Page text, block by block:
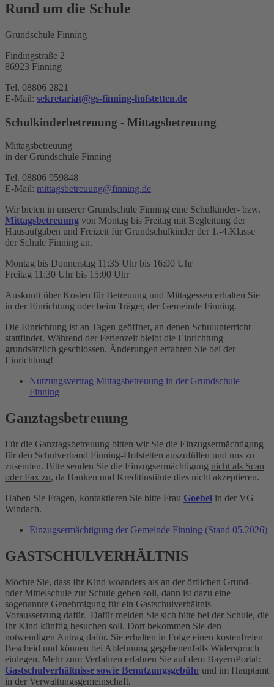
Rund um die Schule
Grundschule Finning
Findingstraße 2
86923 Finning
Tel. 08806 2821
E-Mail: sekretariat@gs-finning-hofstetten.de
Schulkinderbetreuung - Mittagsbetreuung
Mittagsbetreuung
in der Grundschule Finning
Tel. 08806 959848
E-Mail: mittagsbetreuung@finning.de
Wir bieten in unserer Grundschule Finning eine Schulkinder- bzw.
Mittagsbetreuung von Montag bis Freitag mit Begleitung der
Hausaufgaben und Freizeit für Grundschulkinder der 1.-4.Klasse
der Schule Finning an.
Montag bis Donnerstag 11:35 Uhr bis 16:00 Uhr
Freitag 11:30 Uhr bis 15:00 Uhr
Auskunft über Kosten für Betreuung und Mittagessen erhalten Sie
in der Einrichtung oder beim Träger, der Gemeinde Finning.
Die Einrichtung ist an Tagen geöffnet, an denen Schulunterricht
stattfindet. Während der Ferienzeit bleibt die Einrichtung
grundsätzlich geschlossen. Änderungen erfahren Sie bei der
Einrichtung!
Nutzungsvertrag Mittagsbetreuung in der Grundschule
Finning
Ganztagsbetreuung
Für die Ganztagsbetreuung bitten wir Sie die Einzugsermächtigung
für den Schulverband Finning-Hofstetten auszufüllen und uns zu
zusenden. Bitte senden Sie die Einzugsermächtigung nicht als Scan
oder Fax zu, da Banken und Kreditinstitute dies nicht akzeptieren.
Haben Sie Fragen, kontaktieren Sie bitte Frau Goebel in der VG
Windach.
Einzugsermächtigung der Gemeinde Finning (Stand 05.2026)
GASTSCHULVERHÄLTNIS
Möchte Sie, dass Ihr Kind woanders als an der örtlichen Grund-
oder Mittelschule zur Schule gehen soll, dann ist dazu eine
sogenannte Genehmigung für ein Gastschulverhältnis
Voraussetzung dafür. Dafür melden Sie sich bitte bei der Schule, die
Ihr Kind künftig besuchen soll. Dort bekommen Sie den
notwendigen Antrag dafür. Sie erhalten in Folge einen kostenfreien
Bescheid und können bei Ablehnung gegebenenfalls Widerspruch
einlegen. Mehr zum Verfahren erfahren Sie auf dem BayernPortal:
Gastschulverhältnisse sowie Benutzungsgebühr und im Hauptamt
in der Verwaltungsgemeinschaft.